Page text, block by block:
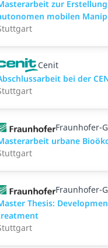
zur
mobilen
Cenit
bei der
Fraunhofer-
urbane
Fraunhofer-
Thesis: